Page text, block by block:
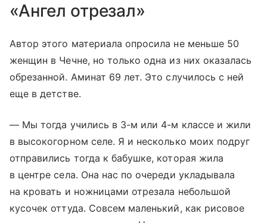
«Ангел отрезал»
Автор этого материала опросила не меньше 50
женщин в Чечне, но только одна из них оказалась
обрезанной. Аминат 69 лет. Это случилось с ней
еще в детстве.
— Мы тогда учились в 3-м или 4-м классе и жили
в высокогорном селе. Я и несколько моих подруг
отправились тогда к бабушке, которая жила
в центре села. Она нас по очереди укладывала
на кровать и ножницами отрезала небольшой
кусочек оттуда. Совсем маленький, как рисовое